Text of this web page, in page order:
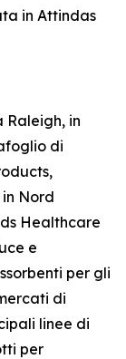
in Attindas
Raleigh, in
di
Nord
Healthcare
e
per gli
di
linee di
per